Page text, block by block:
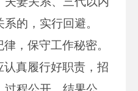
的，实行回避。
律，保守工作秘密。
认真履行好职责，招